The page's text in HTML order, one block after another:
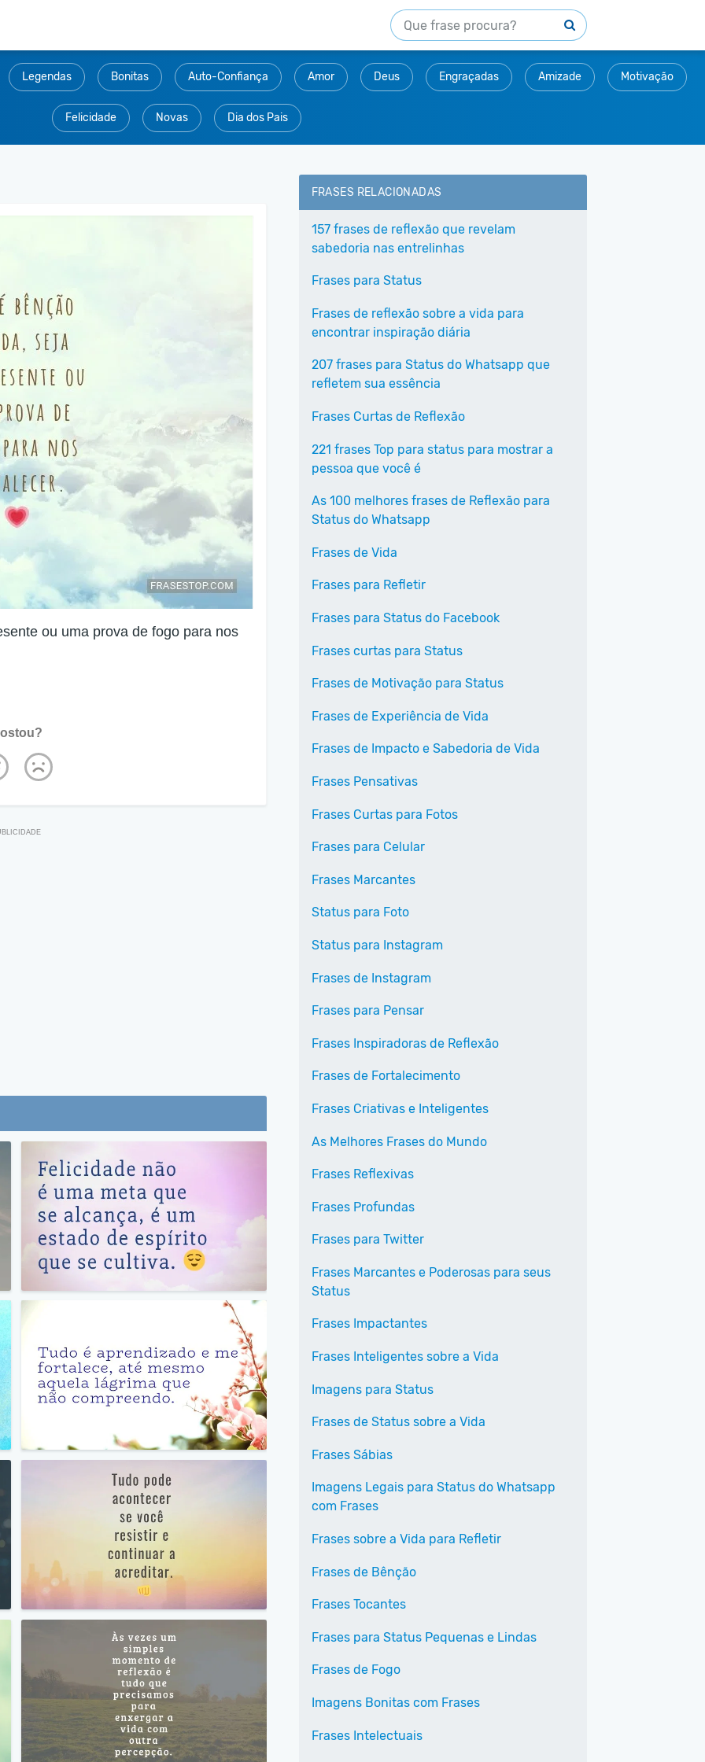
Legendas Bonitas Auto-Confiança Amor Deus Engraçadas Amizade Motivação
Felicidade Novas Dia dos Pais
ou uma prova de fogo para nos
FRASES RELACIONADAS
157 frases de reflexão que revelam
sabedoria nas entrelinhas
Frases para Status
Frases de reflexão sobre a vida para
encontrar inspiração diária
207 frases para Status do Whatsapp que
refletem sua essência
Frases Curtas de Reflexão
221 frases Top para status para mostrar a
pessoa que você é
As 100 melhores frases de Reflexão para
Status do Whatsapp
Frases de Vida
Frases para Refletir
Frases para Status do Facebook
Frases curtas para Status
Frases de Motivação para Status
Frases de Experiência de Vida
Frases de Impacto e Sabedoria de Vida
Frases Pensativas
Frases Curtas para Fotos
Frases para Celular
Frases Marcantes
Status para Foto
Status para Instagram
Frases de Instagram
Frases para Pensar
Frases Inspiradoras de Reflexão
Frases de Fortalecimento
Frases Criativas e Inteligentes
As Melhores Frases do Mundo
Frases Reflexivas
Frases Profundas
Frases para Twitter
Frases Marcantes e Poderosas para seus
Status
Frases Impactantes
Frases Inteligentes sobre a Vida
Imagens para Status
Frases de Status sobre a Vida
Frases Sábias
Imagens Legais para Status do Whatsapp
com Frases
Frases sobre a Vida para Refletir
Frases de Bênção
Frases Tocantes
Frases para Status Pequenas e Lindas
Frases de Fogo
Imagens Bonitas com Frases
Frases Intelectuais